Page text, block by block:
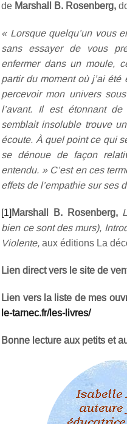
de Marshall B. Rosenberg,
« Lorsque quelqu’un vous
sans essayer de vous
enfermer dans un moule,
partir du moment où j’ai
percevoir mon univers
l’avant. Il est étonnant
semblait insoluble trouve
écoute. À quel point ce qui
se dénoue de façon
entendu. » C’est en ces
effets de l’empathie sur ses
[1] Marshall B. Rosenberg,
bien ce sont des murs),
Violente, aux éditions La
Lien direct vers le site de
Lien vers la liste de mes
le-tarnec.fr/les-livres/
Bonne lecture aux petits et